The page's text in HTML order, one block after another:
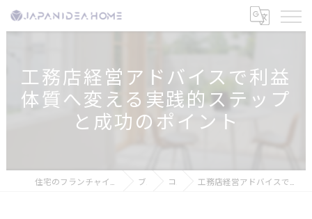
工務店経営アドバイスで利益
体質へ変える実践的ステップ
と成功のポイント
ブログ コラム 工務店経営アドバイスで利益体質へ変える実践的ステップと成功のポイント